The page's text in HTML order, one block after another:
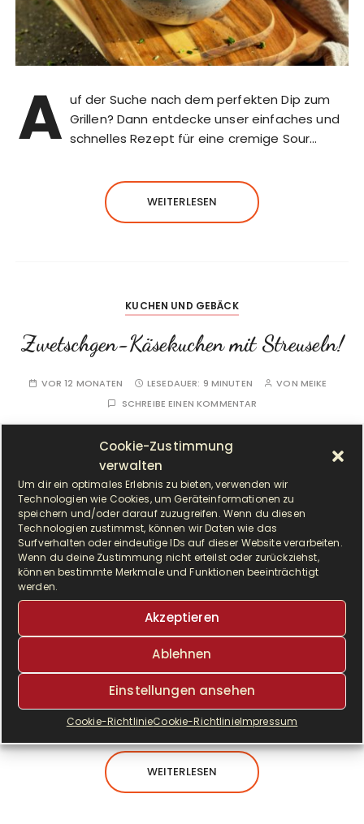
Cookie-Zustimmung
verwalten
Um dir ein optimales Erlebnis zu bieten, verwenden wir
Technologien wie Cookies, um Geräteinformationen zu
speichern und/oder darauf zuzugreifen. Wenn du diesen
Technologien zustimmst, können wir Daten wie das
Surfverhalten oder eindeutige IDs auf dieser Website verarbeiten.
Wenn du deine Zustimmung nicht erteilst oder zurückziehst,
können bestimmte Merkmale und Funktionen beeinträchtigt
werden.
Akzeptieren
Ablehnen
Einstellungen ansehen
Cookie-RichtlinieCookie-RichtlinieImpressum
A uf der Suche nach dem perfekten Dip zum
Grillen? Dann entdecke unser einfaches und
schnelles Rezept für eine cremige Sour…
WEITERLESEN
KUCHEN UND GEBÄCK
Zwetschgen-Käsekuchen mit Streuseln!
VOR 12 MONATEN LESEDAUER: 9 MINUTEN VON MEIKE
SCHREIBE EINEN KOMMENTAR
D
u suchst das beste Rezept für einen
Zwetschgen-Käsekuchen mit knusprigen
Streuseln? Hier findest du eine einfache
Anleitung für den saftigsten…
WEITERLESEN